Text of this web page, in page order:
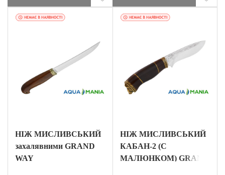
НІЖ МИСЛИВСЬКИЙ
захалявними GRAND
WAY
НІЖ МИСЛИВСЬКИЙ
КАБАН-2 (С
МАЛЮНКОМ) GRAND